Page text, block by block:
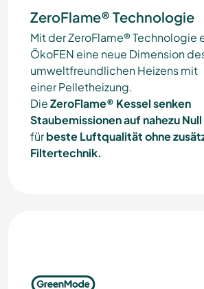
ZeroFlame® Technologie
Mit der ZeroFlame® Technologie
ÖkoFEN eine neue Dimension
umweltfreundlichen Heizens mit
einerPelletheizung.
DieZeroFlame® Kessel senken
Staubemissionen auf nahezu Null
fürbeste Luftqualität ohne
Filtertechnik.